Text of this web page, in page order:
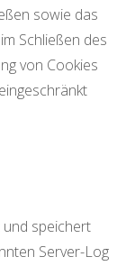
sowie das
Schließen des
von Cookies
und speichert
Server-Log